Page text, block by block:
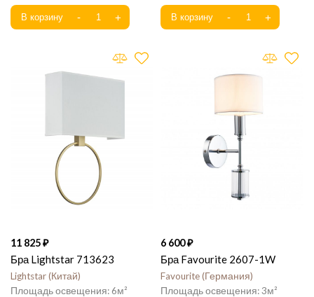
11 825
Бра Lightstar 713623
Lightstar Китай
6
6 600
Бра Favourite 2607-1W
Favourite Германия
3